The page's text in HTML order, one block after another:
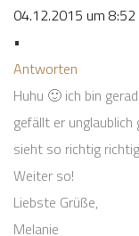
04.12.2015 um 8:52
•
Antworten
Huhu 🙂 ich bin
gefällt er
sieht so richtig
Weiter so!
Liebste Grüße,
Melanie